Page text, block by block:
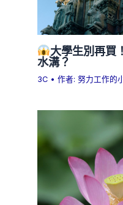
大學生別再買
水溝？
3C • 作者:努力工作的